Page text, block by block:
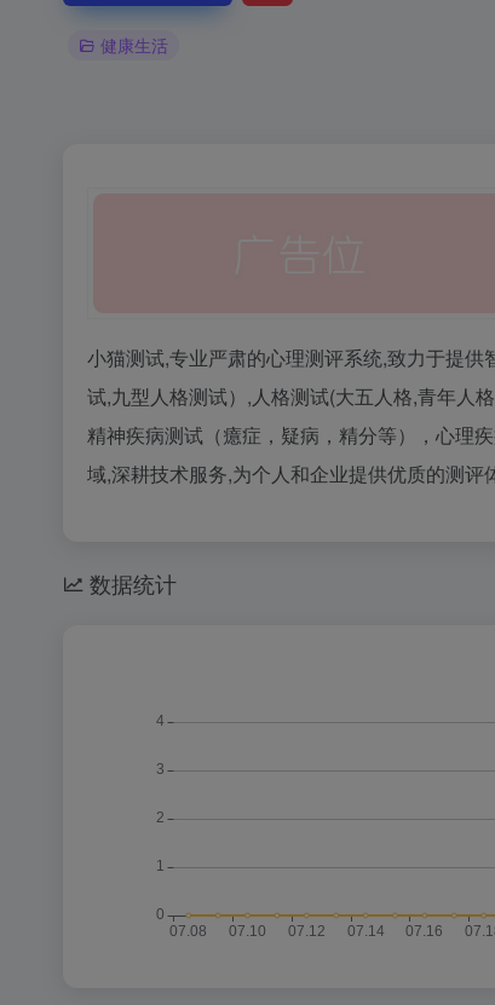
健康生活
小猫测试,专业严肃的心理测评系统,致力于提
试,九型人格测试）,人格测试(大五人格,青年人
精神疾病测试（癔症，疑病，精分等），心理
域,深耕技术服务,为个人和企业提供优质的测评
数据统计